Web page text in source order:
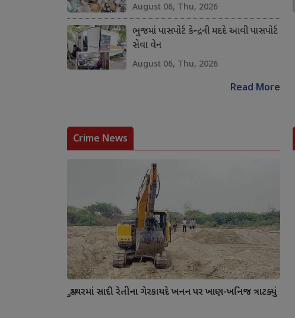
August 06, Thu, 2026
ભુજમાં પાસપોર્ટ કેન્દ્રની મદદે આવી પાસપોર્ટ
સેવા વેન
August 06, Thu, 2026
Read More
Crime News
ગુડથરમાં સાદી રેતીના ગેરકાયદે ખનન પર ખાણ-ખનિજ ત્રાટક્યું